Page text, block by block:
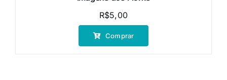
R$5,00
Comprar